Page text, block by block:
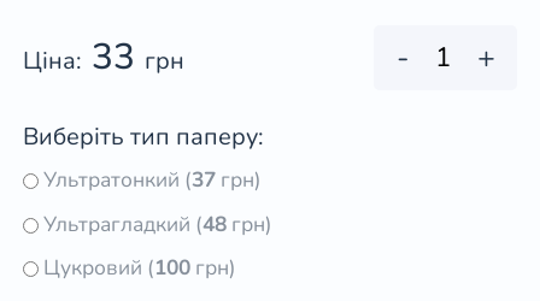
Ціна: 33 грн - +
Виберіть тип паперу:
Ультратонкий (37грн)
Ультрагладкий (48грн)
Цукровий (100грн)